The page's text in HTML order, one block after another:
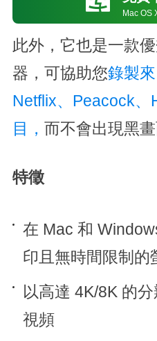
Mac OS
此外，它也是一款
器，可協助您錄製
Netflix、Peacock、
目， 而不會出現黑畫
特徵
在 Mac 和
印且無時間限制的
以高達 4K/8K 的
視頻